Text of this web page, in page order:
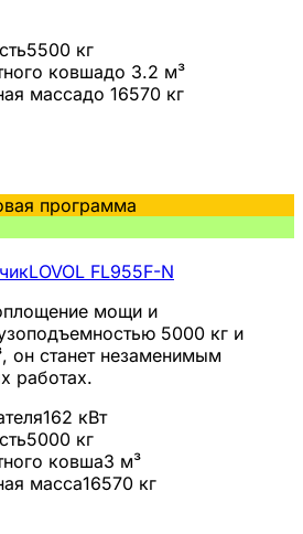
5500 кг
ковшадо 3.2 м³
массадо 16570 кг
программа
LOVOL FL955F-N
мощи и
5000 кг и
станет незаменимым
работах.
162 кВт
5000 кг
ковша3 м³
масса16570 кг